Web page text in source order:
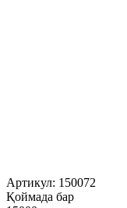
Артикул: 150072
Қоймада бар